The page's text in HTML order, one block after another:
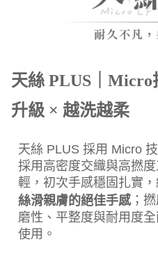
天絲 PLUS｜Micro
升級 × 越洗越柔
天絲 PLUS 採用 Micro
採用高密度交織與高撚
輕，初次手感穩固扎實，
絲滑親膚的絕佳手感；
磨性、平整度與耐用度
使用。